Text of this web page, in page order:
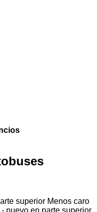
superior Menos caro
nuevo en parte superior